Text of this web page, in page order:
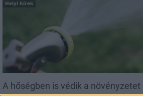
Helyi hírek
A hőségben is védik a növényzetet